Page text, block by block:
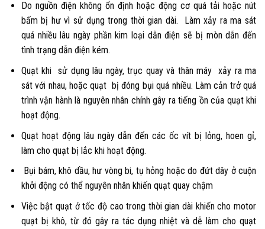
Do nguồn điện không ổn định hoặc động cơ quá tải hoặc nút
bấm bị hư vì sử dụng trong thời gian dài. Làm xảy ra ma sát
quá nhiều lâu ngày phần kim loại dẫn điện sẽ bị mòn dẫn đến
tình trạng dẫn điện kém.
Quạt khi sử dụng lâu ngày, trục quay và thân máy xảy ra ma
sát với nhau, hoặc quạt bị đóng bụi quá nhiều. Làm cản trở quá
trình vận hành là nguyên nhân chính gây ra tiếng ồn của quạt khi
hoạt động.
Quạt hoạt động lâu ngày dẫn đến các ốc vít bị lỏng, hoen gỉ,
làm cho quạt bị lắc khi hoạt động.
Bụi bám, khô dầu, hư vòng bi, tụ hỏng hoặc do đứt dây ở cuộn
khởi động có thể nguyên nhân khiến quạt quay chậm
Việc bật quạt ở tốc độ cao trong thời gian dài khiến cho motor
quạt bị khô, từ đó gây ra tác dụng nhiệt và dễ làm cho quạt